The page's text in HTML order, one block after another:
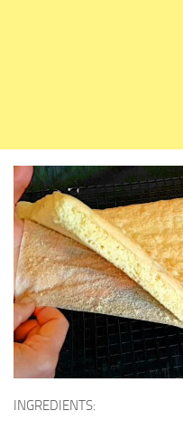
INGREDIENTS: